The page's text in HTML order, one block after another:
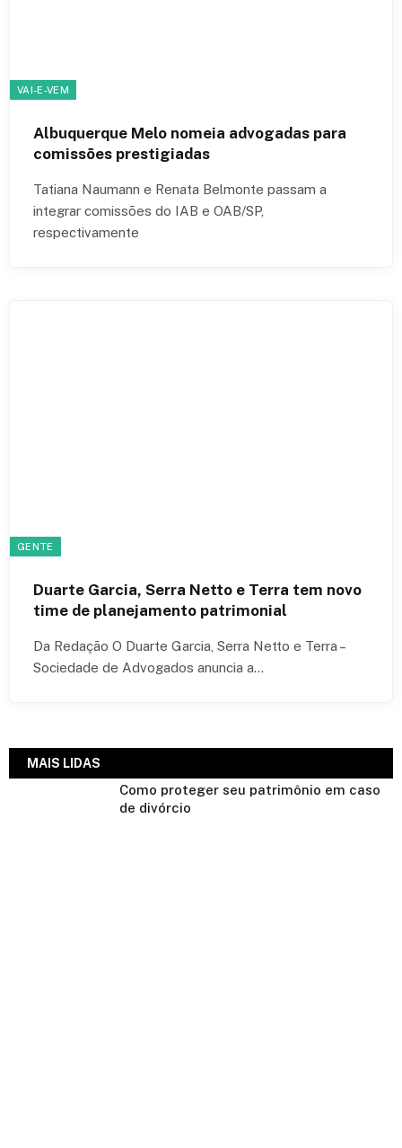
VAI-E-VEM
Albuquerque Melo nomeia advogadas para
comissões prestigiadas
Tatiana Naumann e Renata Belmonte passam a
integrar comissões do IAB e OAB/SP,
respectivamente
GENTE
Duarte Garcia, Serra Netto e Terra tem novo
time de planejamento patrimonial
Da Redação O Duarte Garcia, Serra Netto e Terra –
Sociedade de Advogados anuncia a…
MAIS LIDAS
Como proteger seu patrimônio em caso
de divórcio